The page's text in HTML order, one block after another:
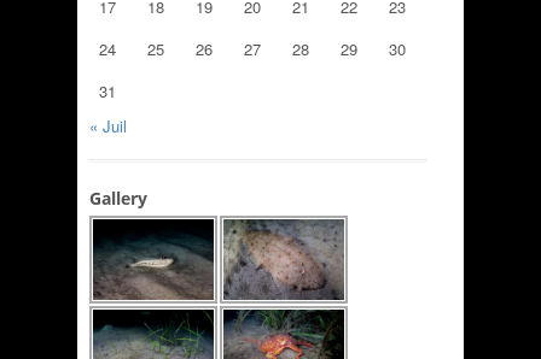
17
18 19 20 21 22
23
24
25 26 27 28 29
30
31
« Juil
Gallery